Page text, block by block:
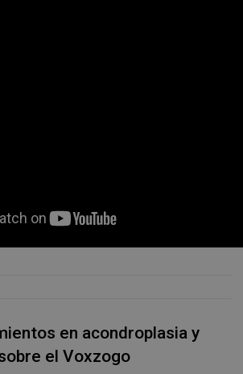
en acondroplasia y
el Voxzogo